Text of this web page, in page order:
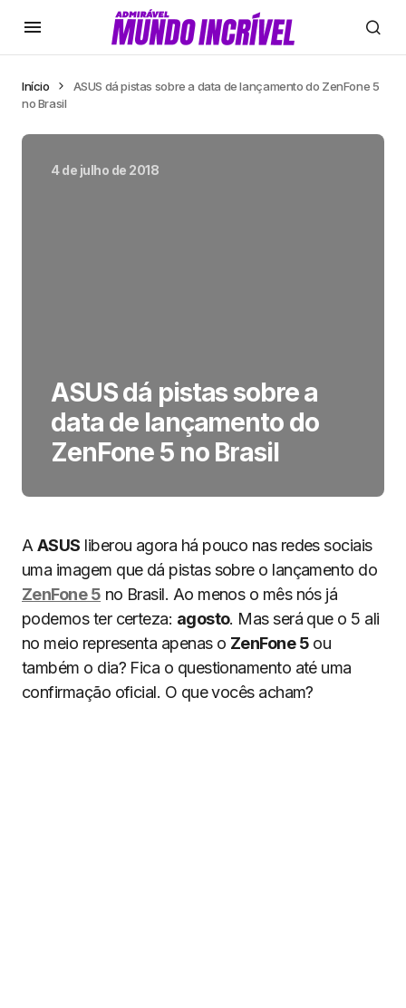
Início
ASUS dá pistas sobre a data de lançamento do ZenFone 5
no Brasil
4 de julho de 2018
ASUS dá pistas sobre a
data de lançamento do
ZenFone 5 no Brasil
A ASUS liberou agora há pouco nas redes sociais
uma imagem que dá pistas sobre o lançamento do
ZenFone 5 no Brasil. Ao menos o mês nós já
podemos ter certeza: agosto. Mas será que o 5 ali
no meio representa apenas o ZenFone 5 ou
também o dia? Fica o questionamento até uma
confirmação oficial. O que vocês acham?